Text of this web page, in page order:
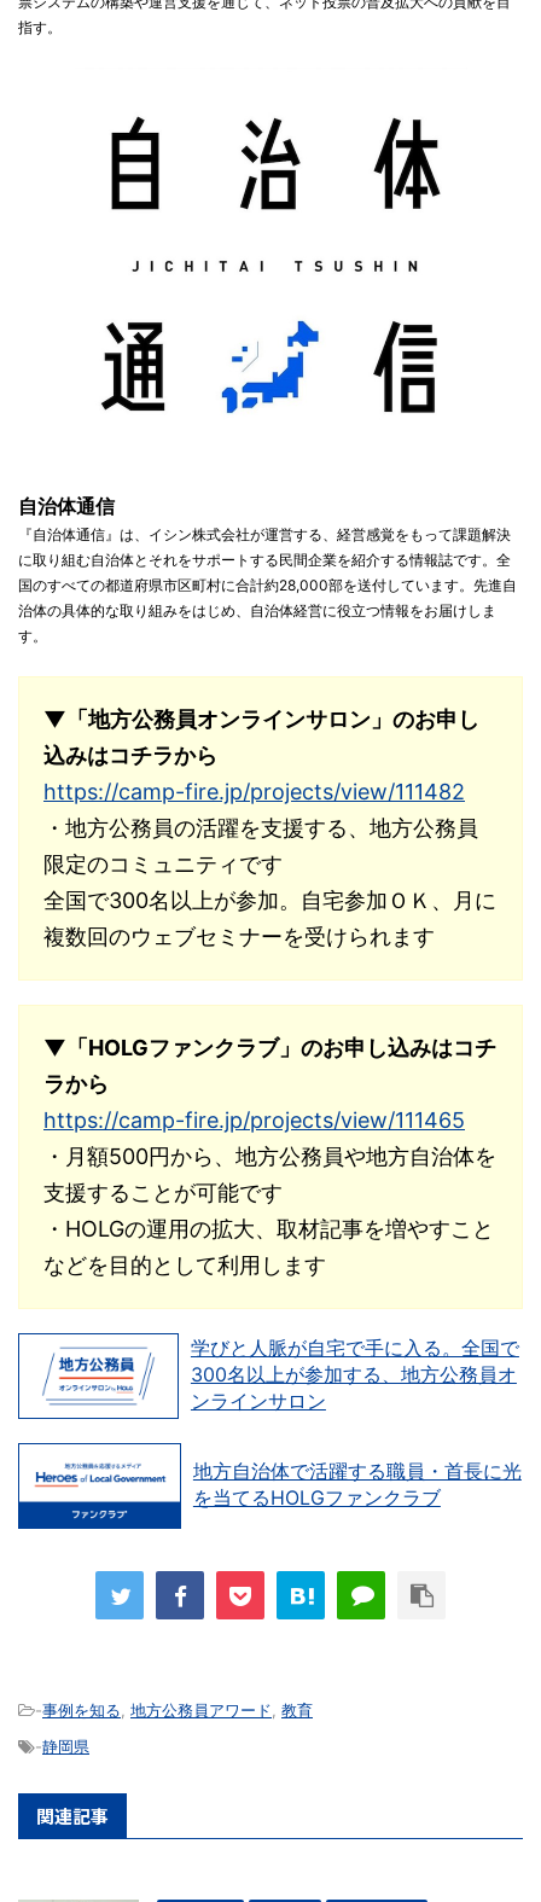
指す。
自治体通信
『自治体通信』は、イシン株式会社が運営する、経営感覚をもって課題解決
に取り組む自治体とそれをサポートする民間企業を紹介する情報誌です。全
国のすべての都道府県市区町村に合計約28,000部を送付しています。先進自
治体の具体的な取り組みをはじめ、自治体経営に役立つ情報をお届けしま
す。
▼「地方公務員オンラインサロン」のお申し
込みはコチラから
https://camp-fire.jp/projects/view/111482
・地方公務員の活躍を支援する、地方公務員
限定のコミュニティです
全国で300名以上が参加。自宅参加ＯＫ、月に
複数回のウェブセミナーを受けられます
▼「HOLGファンクラブ」のお申し込みはコチ
ラから
https://camp-fire.jp/projects/view/111465
・月額500円から、地方公務員や地方自治体を
支援することが可能です
・HOLGの運用の拡大、取材記事を増やすこと
などを目的として利用します
学びと人脈が自宅で手に入る。全国で
300名以上が参加する、地方公務員オ
ンラインサロン
地方自治体で活躍する職員・首長に光
を当てるHOLGファンクラブ
-事例を知る 地方公務員アワード 教育
-静岡県
関連記事